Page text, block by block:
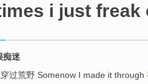
i just freak
痴迷
穿过荒野 Somenow I made it through